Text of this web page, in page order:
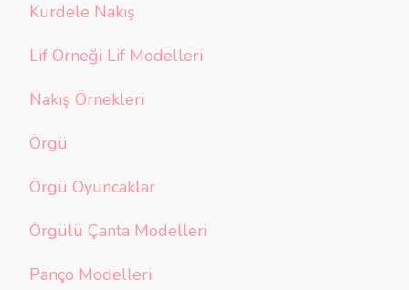
Kurdele Nakış
Lif Örneği Lif Modelleri
Nakış Örnekleri
Örgü
Örgü Oyuncaklar
Örgülü Çanta Modelleri
Panço Modelleri